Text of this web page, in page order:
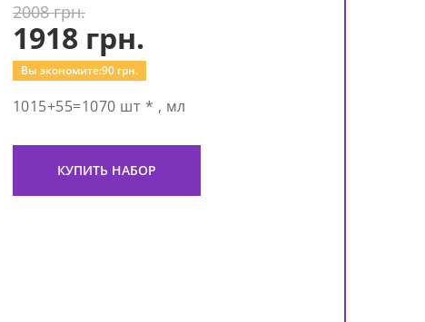
2008 грн.
1918 грн.
Вы экономите:90 грн.
1015+55=1070 шт * , мл
КУПИТЬ НАБОР